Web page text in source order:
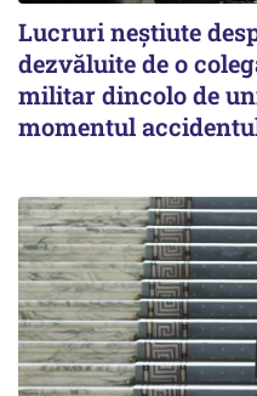
Lucruri neștiute
dezvăluite de o
militar dincolo de
momentul